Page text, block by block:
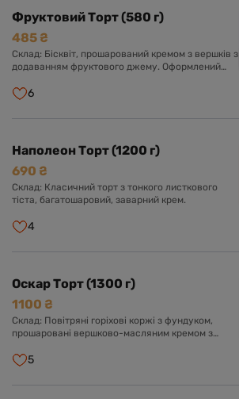
Фруктовий Торт (580 г)
485 ₴
Склад: Бісквіт, прошарований кремом з вершків з
додаванням фруктового джему. Оформлений
прозорому желе.
6
Наполеон Торт (1200 г)
690 ₴
Склад: Класичний торт з тонкого листкового
тіста, багатошаровий, заварний крем.
4
Оскар Торт (1300 г)
1100 ₴
Склад: Повітряні горіхові коржі з фундуком,
прошаровані вершково-масляним кремом з
Оформлений кремом, шоколадною глазур'ю та
5